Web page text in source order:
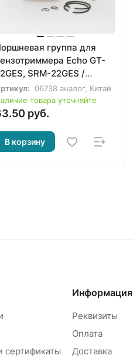
группа для
Echo GT-
SRM-22GES /
2155, ES-2100 / PPT-
06738 аналог, Китай
товара уточняйте
руб.
В корзину
сертификаты
Информация
Реквизиты
Оплата
Доставка